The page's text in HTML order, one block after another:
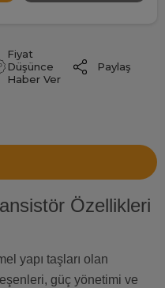
Fiyat
Düşünce
Haber Ver
Paylaş
Özellikleri
yapı taşları olan
güç yönetimi ve